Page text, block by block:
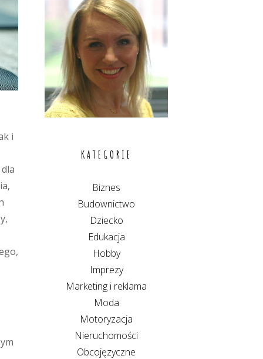
i
KATEGORIE
Biznes
Budownictwo
Dziecko
Edukacja
Hobby
Imprezy
Marketing i reklama
Moda
Motoryzacja
Nieruchomości
Obcojęzyczne